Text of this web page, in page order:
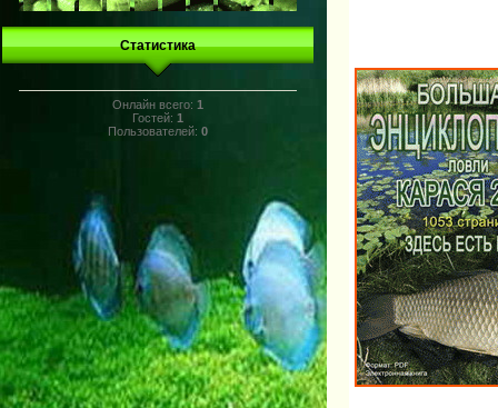
Статистика
Онлайн всего: 1
Гостей: 1
Пользователей: 0